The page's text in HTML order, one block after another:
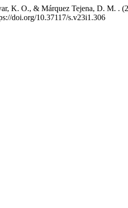
K. O., & Márquez Tejena, D. M. .
doi.org/10.37117/s.v23i1.306